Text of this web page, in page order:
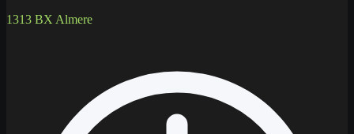
1313 BX Almere